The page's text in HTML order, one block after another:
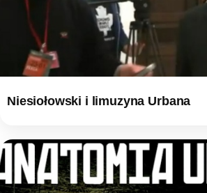
Niesiołowski i limuzyna Urbana